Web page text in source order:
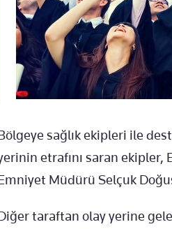
sağlık ekipleri ile
etrafını saran ekipler,
Müdürü Selçuk
taraftan olay yerine